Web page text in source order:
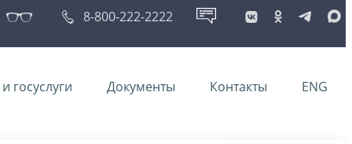
8-800-222-2222
госуслуги Документы Контакты ENG